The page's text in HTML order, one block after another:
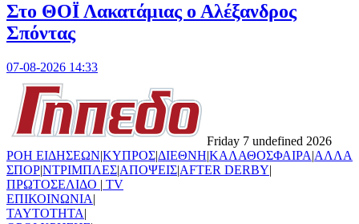
Στο ΘΟΪ Λακατάμιας ο Αλέξανδρος
Σπόντας
07-08-2026 14:33
Friday 7 undefined 2026
ΡΟΗ ΕΙΔΗΣΕΩΝ|ΚΥΠΡΟΣ|ΔΙΕΘΝΗ|ΚΑΛΑΘΟΣΦΑΙΡΑ|ΑΛΛΑ
ΣΠΟΡ|ΝΤΡΙΜΠΛΕΣ|ΑΠΟΨΕΙΣ|AFTER DERBY|
ΠΡΩΤΟΣΕΛΙΔΟ | TV
ΕΠΙΚΟΙΝΩΝΙΑ|
TAYTOTHTA|